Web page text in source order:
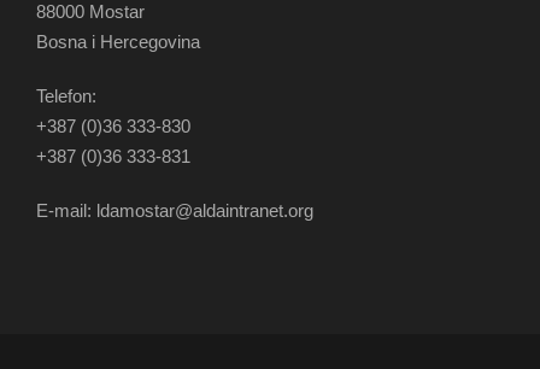
88000 Mostar
Bosna i Hercegovina
Telefon:
+387 (0)36 333-830
+387 (0)36 333-831
E-mail: ldamostar@aldaintranet.org